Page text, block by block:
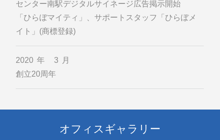
センター南駅デジタルサイネージ広告掲示開始
「ひらぼマイティ」、サポートスタッフ「ひらぼメ
イト」(商標登録)
2020年 3月
創立20周年
オフィスギャラリー